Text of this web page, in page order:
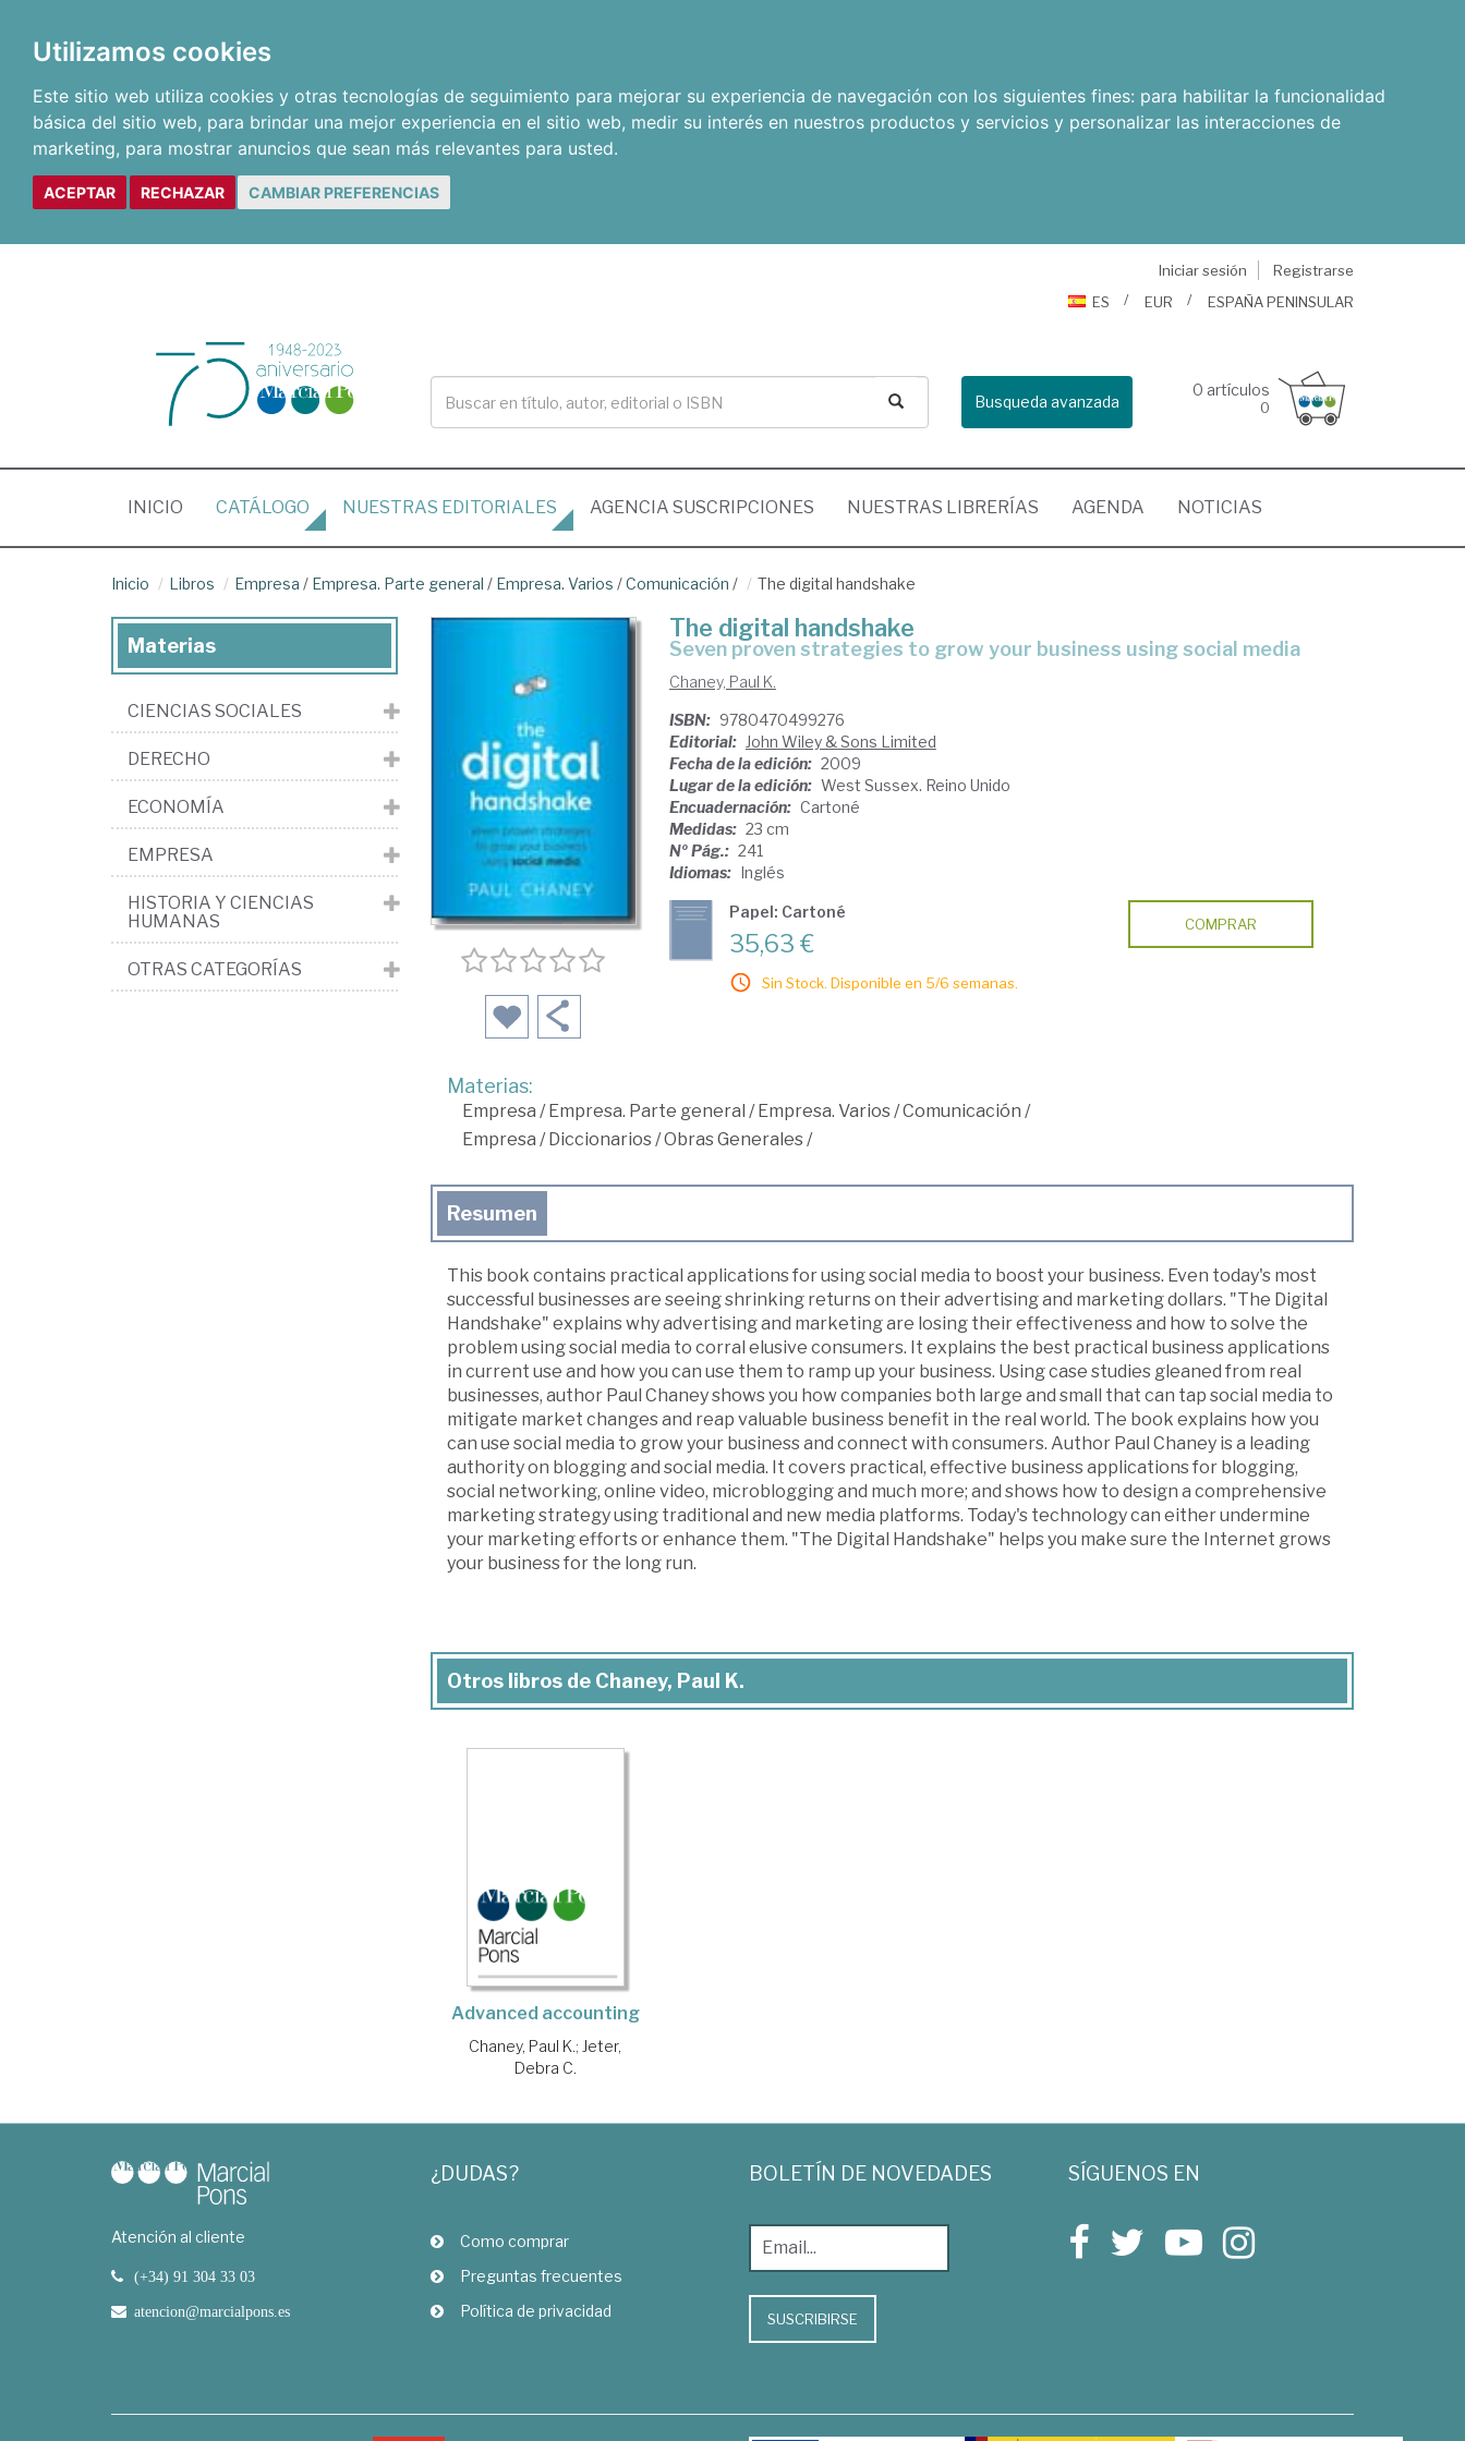
Utilizamos cookies
Este sitio web utiliza cookies y otras tecnologías de seguimiento para mejorar su experiencia de navegación con los siguientes fines: para habilitar la funcionalidad
básica del sitio web, para brindar una mejor experiencia en el sitio web, medir su interés en nuestros productos y servicios y personalizar las interacciones de
marketing, para mostrar anuncios que sean más relevantes para usted.
ACEPTAR RECHAZAR CAMBIAR PREFERENCIAS
Iniciar sesión
Registrarse
ES
EUR ESPAÑA PENINSULAR
Busqueda avanzada
0 artículos
0
INICIO (CURRENT)
CATÁLOGO NUESTRAS EDITORIALES AGENCIA SUSCRIPCIONES NUESTRAS LIBRERÍAS AGENDA NOTICIAS
Inicio Libros Empresa / Empresa. Parte general / Empresa. Varios /Comunicación / The digital handshake
The digital handshake
seven proven strategies to grow your business using social media
Chaney, Paul K.
ISBN: 9780470499276
Editorial: John Wiley & Sons Limited
Fecha de la edición: 2009
Lugar de la edición: West Sussex. Reino Unido
Encuadernación: Cartoné
Medidas: 23 cm
Nº Pág.: 241
Idiomas: Inglés
Papel: Cartoné
35,63 €
Sin Stock. Disponible en 5/6 semanas.
COMPRAR
Materias:
Empresa /Empresa. Parte general /Empresa. Varios/Comunicación /
Empresa /Diccionarios/Obras Generales/
Resumen
This book contains practical applications for using social media to boost your business. Even today's most
successful businesses are seeing shrinking returns on their advertising and marketing dollars. "The Digital
Handshake" explains why advertising and marketing are losing their effectiveness and how to solve the
problem using social media to corral elusive consumers. It explains the best practical business applications
in current use and how you can use them to ramp up your business. Using case studies gleaned from real
businesses, author Paul Chaney shows you how companies both large and small that can tap social media to
mitigate market changes and reap valuable business benefit in the real world. The book explains how you
can use social media to grow your business and connect with consumers. Author Paul Chaney is a leading
authority on blogging and social media. It covers practical, effective business applications for blogging,
social networking, online video, microblogging and much more; and shows how to design a comprehensive
marketing strategy using traditional and new media platforms. Today's technology can either undermine
your marketing efforts or enhance them. "The Digital Handshake" helps you make sure the Internet grows
your business for the long run.
Otros libros de Chaney, Paul K.
Advanced accounting
Chaney, Paul K.; Jeter,
Debra C.
Materias
CIENCIAS SOCIALES
DERECHO
ECONOMÍA
EMPRESA
HISTORIA Y CIENCIAS
HUMANAS
OTRAS CATEGORÍAS
Atención al cliente
(+34) 91 304 33 03
atencion@marcialpons.es
¿DUDAS?
Como comprar
Preguntas frecuentes
Política de privacidad
BOLETÍN DE NOVEDADES
SUSCRIBIRSE
SÍGUENOS EN